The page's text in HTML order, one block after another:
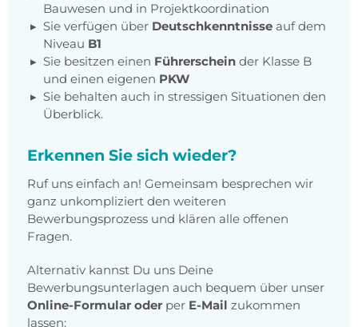
Bauwesen und in Projektkoordination
Sie verfügen über Deutschkenntnisse auf dem
Niveau B1
Sie besitzen einen Führerschein der Klasse B
und einen eigenen PKW
Sie behalten auch in stressigen Situationen den
Überblick.
Erkennen Sie sich wieder?
Ruf uns einfach an! Gemeinsam besprechen wir
ganz unkompliziert den weiteren
Bewerbungsprozess und klären alle offenen
Fragen.
Alternativ kannst Du uns Deine
Bewerbungsunterlagen auch bequem über unser
Online-Formular oder per E-Mail zukommen
lassen: